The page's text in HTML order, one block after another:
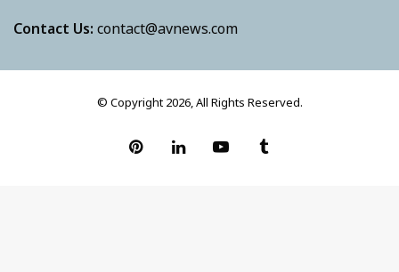
Contact Us: contact@avnews.com
© Copyright 2026, All Rights Reserved.
PinterestLinkedInYouTubeTumblr